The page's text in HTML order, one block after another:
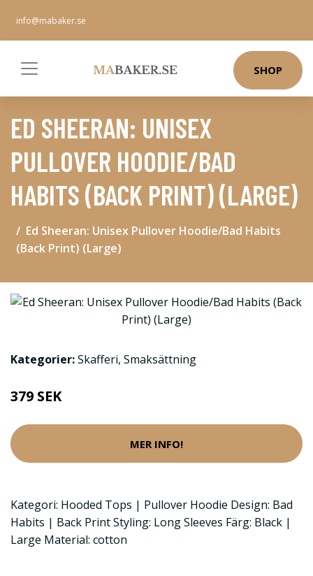
info@mabaker.se
SHOP
ED SHEERAN: UNISEX
PULLOVER HOODIE/BAD
HABITS (BACK PRINT) (LARGE)
Ed Sheeran: Unisex Pullover Hoodie/Bad Habits
(Back Print) (Large)
Kategorier:Skafferi, Smaksättning
379 SEK
MER INFO!
Kategori: Hooded Tops | Pullover Hoodie Design: Bad
Habits | Back Print Styling: Long Sleeves Färg: Black |
Large Material: cotton